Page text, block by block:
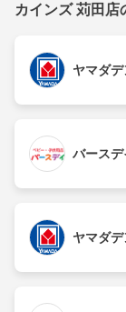
カインズ 苅田店
ヤマダ
バース
ヤマダ